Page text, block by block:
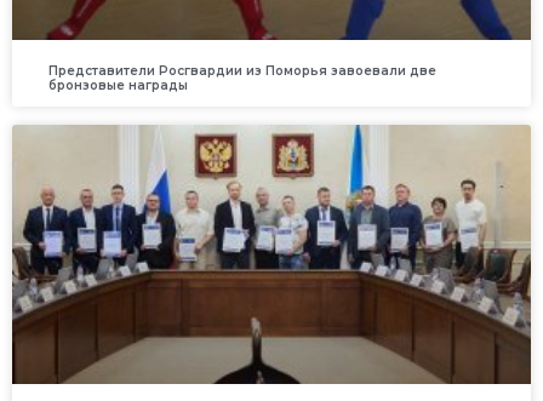
Представители Росгвардии из Поморья завоевали две
бронзовые награды